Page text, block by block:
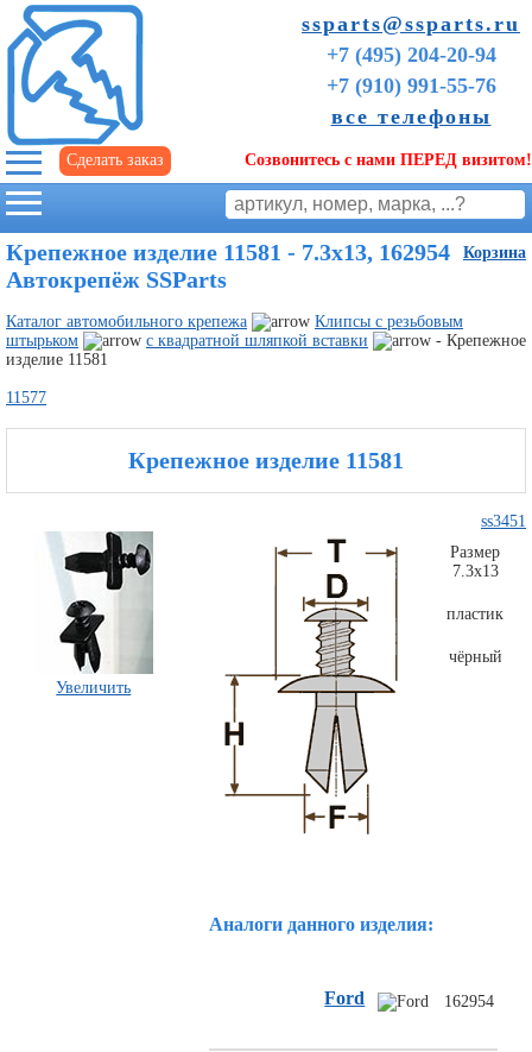
ssparts@ssparts.ru
+7 (495) 204-20-94
+7 (910) 991-55-76
все телефоны
Сделать заказ Созвонитесь с нами ПЕРЕД визитом!
Корзина
Советы
Крепежное изделие 11581 - 7.3х13, 162954 |
Автокрепёж SSParts
Каталог автомобильного крепежа
Клипсы с резьбовым
штырьком
с квадратной шляпкой вставки
- Крепежное
изделие 11581
11577
Крепежное изделие 11581
ss3451
Увеличить
Размер
7.3х13
пластик
чёрный
Аналоги данного изделия:
Ford 162954